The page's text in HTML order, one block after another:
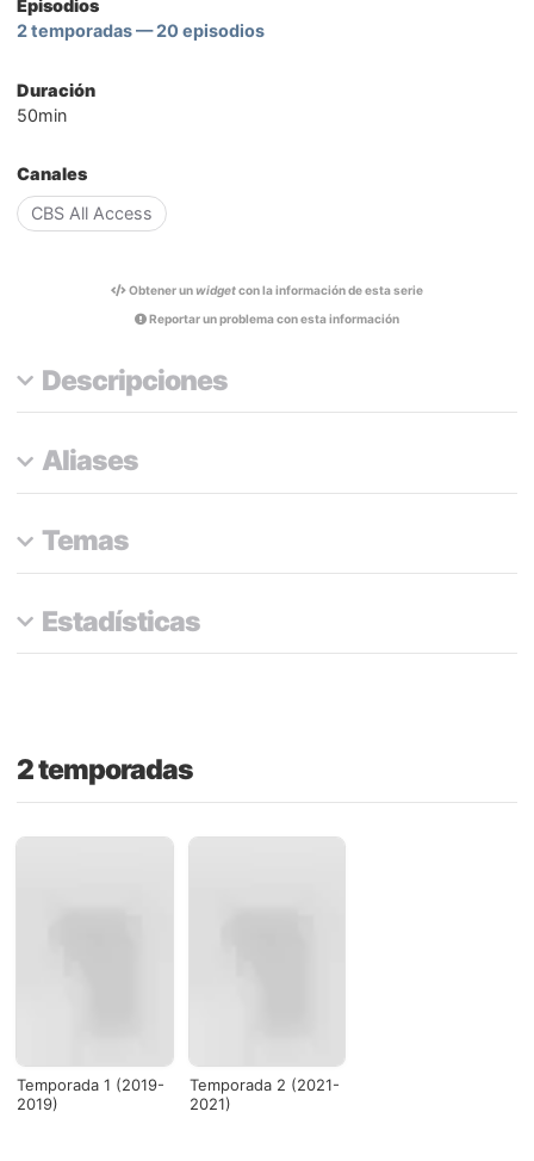
Episodios
2 temporadas — 20 episodios
Duración
50min
Canales
CBS All Access
Obtener unwidgetcon la información de esta serie
Reportar un problema con esta información
Descripciones
Aliases
Temas
Estadísticas
2 temporadas
Temporada 1 (2019-
2019)
Temporada 2 (2021-
2021)